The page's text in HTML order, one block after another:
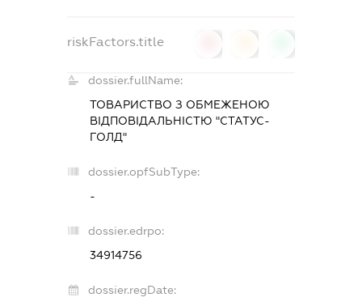
riskFactors.title
dossier.fullName:
ТОВАРИСТВО З ОБМЕЖЕНОЮ
ВІДПОВІДАЛЬНІСТЮ "СТАТУС-
ГОЛД"
dossier.opfSubType:
-
dossier.edrpo:
34914756
dossier.regDate: